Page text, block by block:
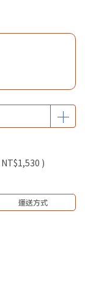
NT$1,530 )
運送方式